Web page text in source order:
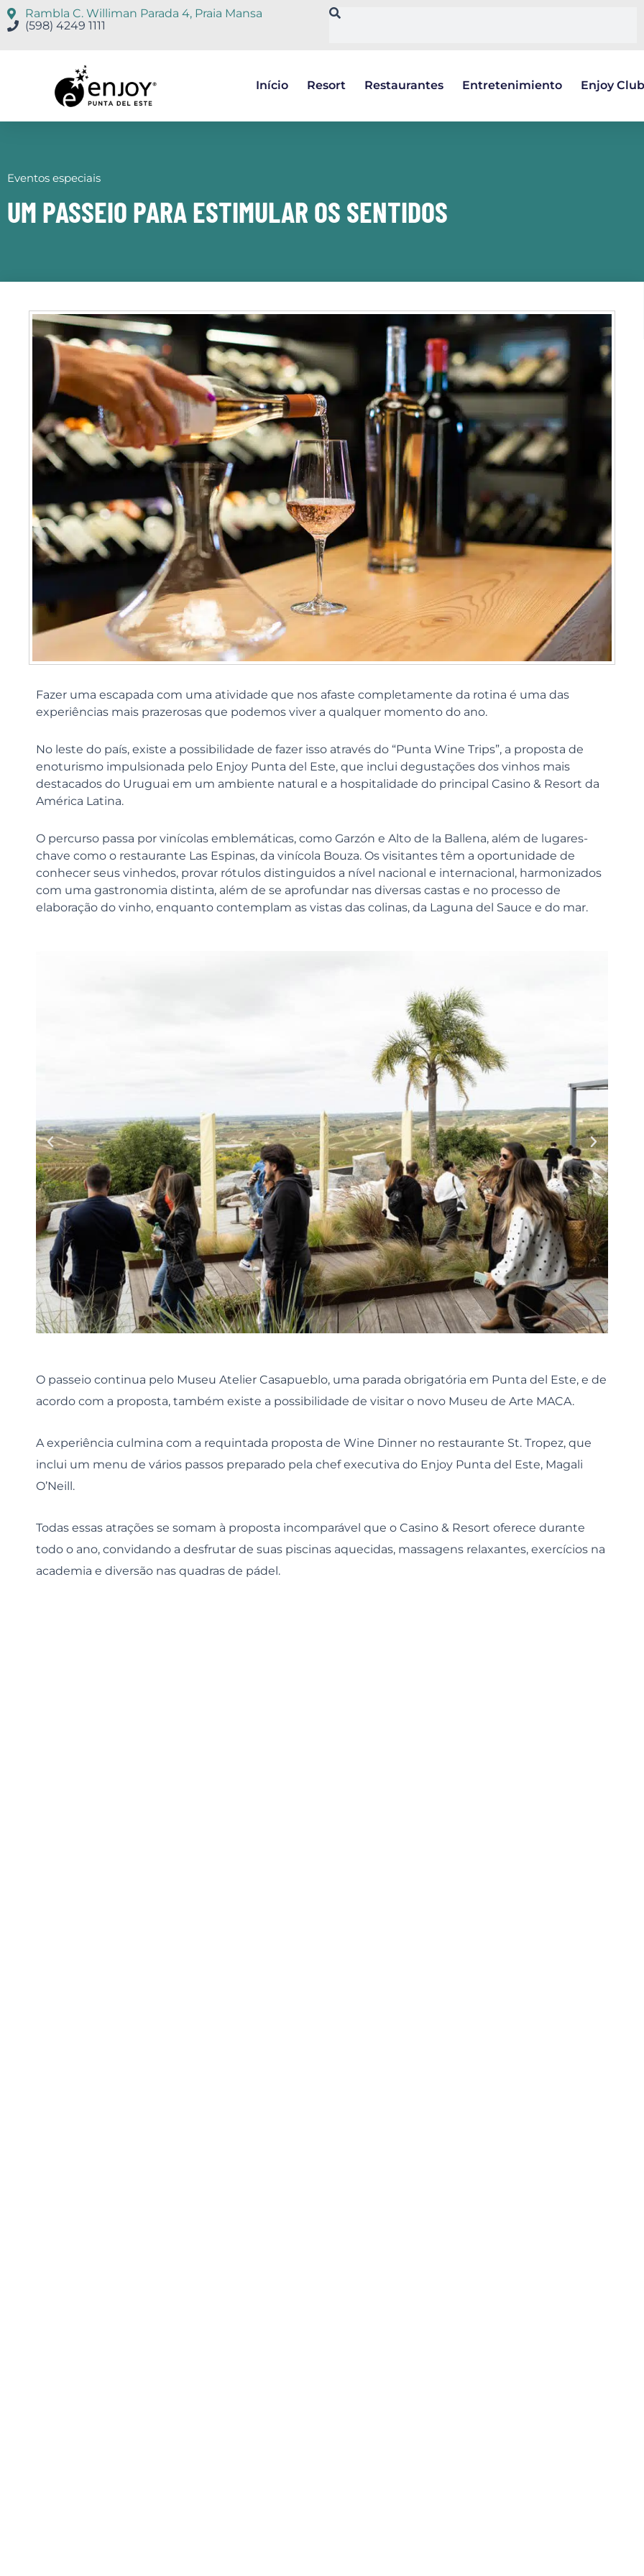
Rambla C. Williman Parada 4, Praia Mansa
(598) 4249 1111
Início Resort Restaurantes Entretenimiento Enjoy Club
Eventos especiais
UM PASSEIO PARA ESTIMULAR OS SENTIDOS
Fazer uma escapada com uma atividade que nos afaste completamente da rotina é uma das
experiências mais prazerosas que podemos viver a qualquer momento do ano.
No leste do país, existe a possibilidade de fazer isso através do “Punta Wine Trips”, a proposta de
enoturismo impulsionada pelo Enjoy Punta del Este, que inclui degustações dos vinhos mais
destacados do Uruguai em um ambiente natural e a hospitalidade do principal Casino & Resort da
América Latina.
O percurso passa por vinícolas emblemáticas, como Garzón e Alto de la Ballena, além de lugares-
chave como o restaurante Las Espinas, da vinícola Bouza. Os visitantes têm a oportunidade de
conhecer seus vinhedos, provar rótulos distinguidos a nível nacional e internacional, harmonizados
com uma gastronomia distinta, além de se aprofundar nas diversas castas e no processo de
elaboração do vinho, enquanto contemplam as vistas das colinas, da Laguna del Sauce e do mar.
O passeio continua pelo Museu Atelier Casapueblo, uma parada obrigatória em Punta del Este, e de
acordo com a proposta, também existe a possibilidade de visitar o novo Museu de Arte MACA.
A experiência culmina com a requintada proposta de Wine Dinner no restaurante St. Tropez, que
inclui um menu de vários passos preparado pela chef executiva do Enjoy Punta del Este, Magali
O’Neill.
Todas essas atrações se somam à proposta incomparável que o Casino & Resort oferece durante
todo o ano, convidando a desfrutar de suas piscinas aquecidas, massagens relaxantes, exercícios na
academia e diversão nas quadras de pádel.